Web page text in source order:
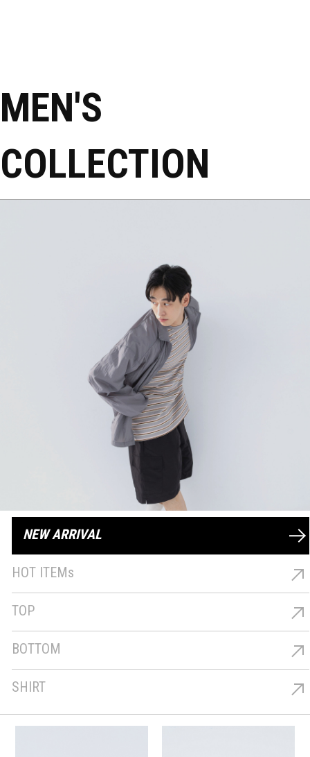
MEN'S
COLLECTION
NEW ARRIVAL
HOT ITEMs
TOP
BOTTOM
SHIRT
襯衫